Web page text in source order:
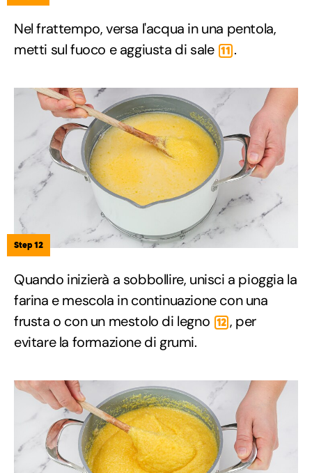
Nel frattempo, versa l'acqua in una pentola,
metti sul fuoco e aggiusta di sale 11 .
Step 12
Quando inizierà a sobbollire, unisci a pioggia la
farina e mescola in continuazione con una
frusta o con un mestolo di legno 12 , per
evitare la formazione di grumi.